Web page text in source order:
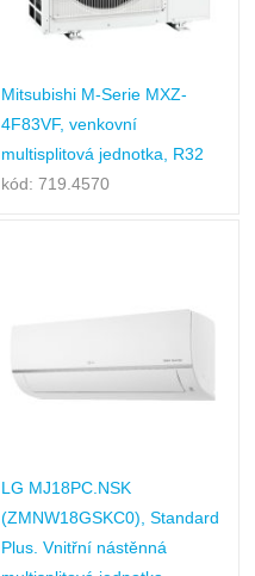
Mitsubishi M-Serie MXZ-
4F83VF, venkovní
multisplitová jednotka, R32
kód: 719.4570
LG MJ18PC.NSK
(ZMNW18GSKC0), Standard
Plus. Vnitřní nástěnná